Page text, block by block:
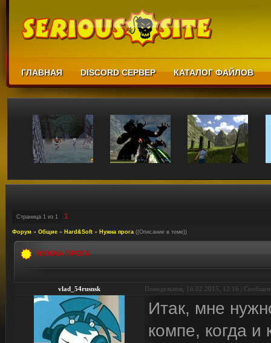
ГЛАВНАЯ DISCORD СЕРВЕР КАТАЛОГ ФАЙЛОВ
Страница 1 из 1 1
Форум » Общие » Hard&Soft » Нужна прога ((Описание в теме))
НУЖНА ПРОГА
vlad_54rusnsk Понедельник, 16.02.2015, 12:16 |
Итак, мне
компе, когда